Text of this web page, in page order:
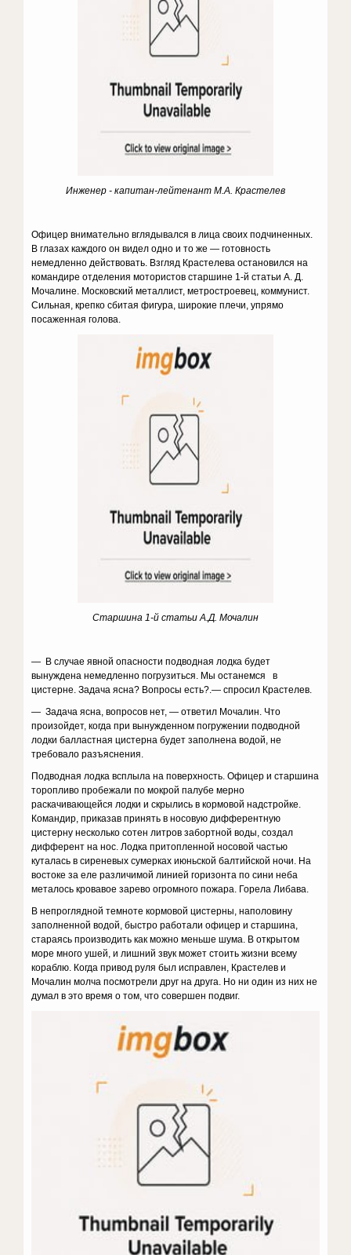
Инженер - капитан-лейтенант М.А. Крастелев
Офицер внимательно вглядывался в лица своих подчиненных.
В глазах каждого он видел одно и то же — готовность
немедленно действовать. Взгляд Крастелева остановился на
командире отделения мотористов старшине 1-й статьи А. Д.
Мочалине. Московский металлист, метростроевец, коммунист.
Сильная, крепко сбитая фигура, широкие плечи, упрямо
посаженная голова.
Старшина 1-й статьи А.Д. Мочалин
— В случае явной опасности подводная лодка будет
вынуждена немедленно погрузиться. Мы останемся в
цистерне. Задача ясна? Вопросы есть?.— спросил Крастелев.
— Задача ясна, вопросов нет, — ответил Мочалин. Что
произойдет, когда при вынужденном погружении подводной
лодки балластная цистерна будет заполнена водой, не
требовало разъяснения.
Подводная лодка всплыла на поверхность. Офицер и старшина
торопливо пробежали по мокрой палубе мерно
раскачивающейся лодки и скрылись в кормовой надстройке.
Командир, приказав принять в носовую дифферентную
цистерну несколько сотен литров забортной воды, создал
дифферент на нос. Лодка притопленной носовой частью
куталась в сиреневых сумерках июньской балтийской ночи. На
востоке за еле различимой линией горизонта по сини неба
металось кровавое зарево огромного пожара. Горела Либава.
В непроглядной темноте кормовой цистерны, наполовину
заполненной водой, быстро работали офицер и старшина,
стараясь производить как можно меньше шума. В открытом
море много ушей, и лишний звук может стоить жизни всему
кораблю. Когда привод руля был исправлен, Крастелев и
Мочалин молча посмотрели друг на друга. Но ни один из них не
думал в это время о том, что совершен подвиг.